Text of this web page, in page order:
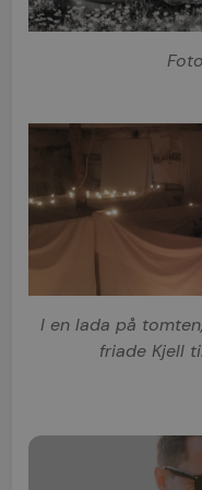
I en lada på
friade Kjell